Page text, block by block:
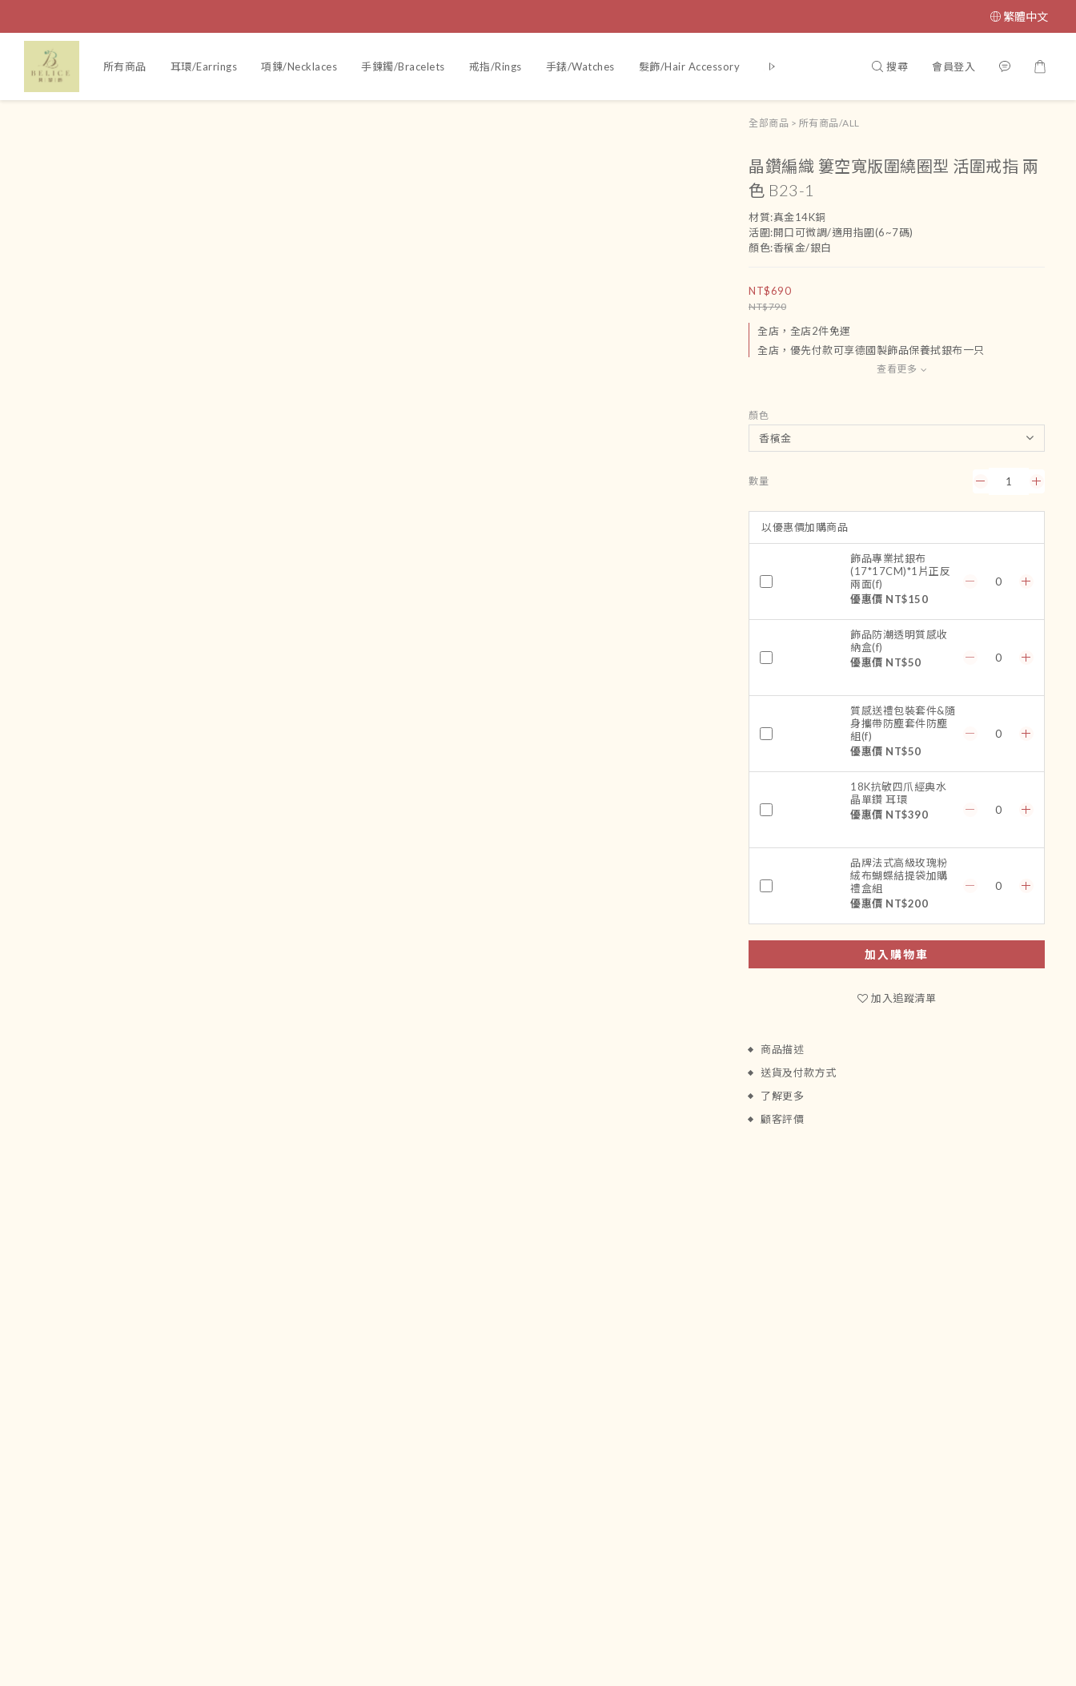
繁體中文
所有商品 耳環/Earrings 項鍊/Necklaces 手鍊鐲/Bracelets 戒指/Rings 手錶/Watches 髮飾/Hair Accessory 腳鏈 運送政策及付款方式 條款與細則
搜尋 會員登入
全部商品 > 所有商品/ALL
晶鑽編織 簍空寬版圍繞圈型 活圍戒指 兩
色 B23-1
材質:真金14K銅
活圍:開口可微調/適用指圍(6~7碼)
顏色:香檳金/銀白
NT$690
NT$790
全店，全店2件免運
全店，優先付款可享德國製飾品保養拭銀布一只
查看更多
顏色
數量
以優惠價加購商品
飾品專業拭銀布
(17*17CM)*1片正反
兩面(f)
優惠價 NT$150
飾品防潮透明質感收
納盒(f)
優惠價 NT$50
質感送禮包裝套件&隨
身攜帶防塵套件防塵
組(f)
優惠價 NT$50
18K抗敏四爪經典水
晶單鑽 耳環
優惠價 NT$390
品牌法式高級玫瑰粉
絨布蝴蝶結提袋加購
禮盒組
優惠價 NT$200
加入購物車
加入追蹤清單
商品描述
送貨及付款方式
了解更多
顧客評價